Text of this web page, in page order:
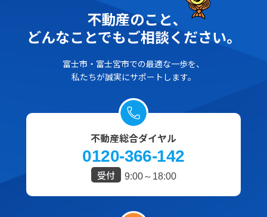
不動産のこと､
どんなことでもご相談ください。
富士市・富士宮市での最適な一歩を、
私たちが誠実にサポートします。
不動産総合ダイヤル
0120-366-142
受付 9:00～18:00